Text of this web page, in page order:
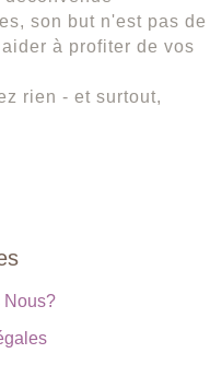
son but n'est pas de
à profiter de vos
rien - et surtout,
Nous?